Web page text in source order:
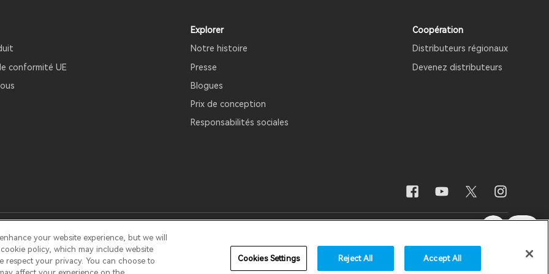
conformité UE
Explorer
Notre histoire
Presse
Blogues
Prix ​​de conception
Responsabilités sociales
Coopération
Distributeurs régionaux
Devenez distributeurs
de garantie Politique de garantie
Français
your website experience, but we will
policy, which may include website
respect your privacy. You can choose to
Cookies Settings Reject All Accept All